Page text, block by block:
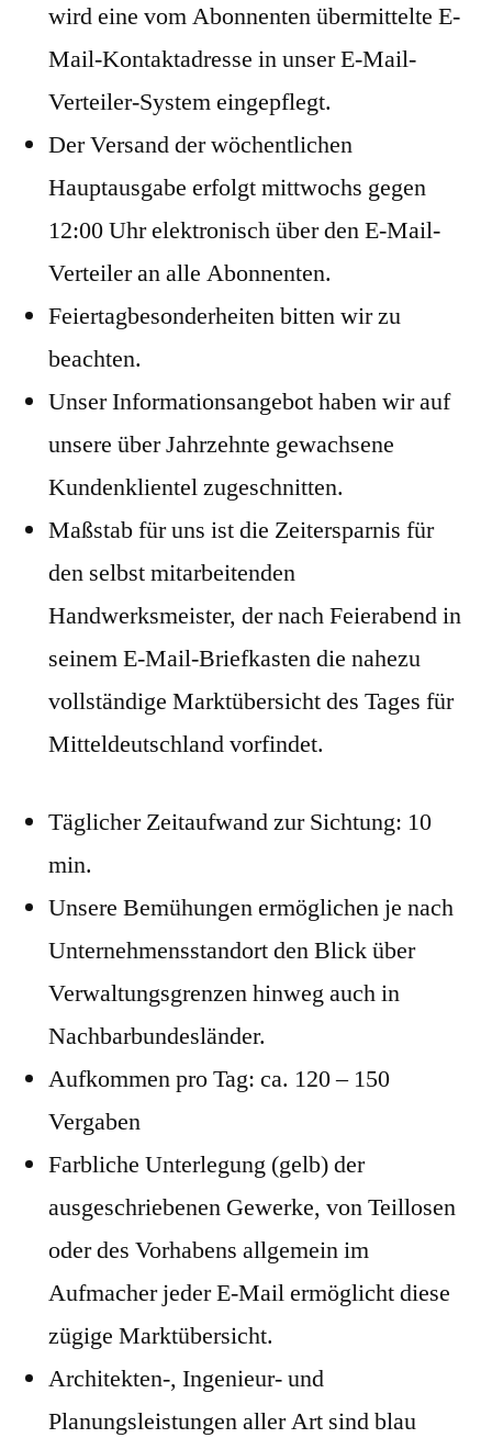
wird eine vom Abonnenten übermittelte E-
Mail-Kontaktadresse in unser E-Mail-
Verteiler-System eingepflegt.
Der Versand der wöchentlichen
Hauptausgabe erfolgt mittwochs gegen
12:00 Uhr elektronisch über den E-Mail-
Verteiler an alle Abonnenten.
Feiertagbesonderheiten bitten wir zu
beachten.
Unser Informationsangebot haben wir auf
unsere über Jahrzehnte gewachsene
Kundenklientel zugeschnitten.
Maßstab für uns ist die Zeitersparnis für
den selbst mitarbeitenden
Handwerksmeister, der nach Feierabend in
seinem E-Mail-Briefkasten die nahezu
vollständige Marktübersicht des Tages für
Mitteldeutschland vorfindet.
Täglicher Zeitaufwand zur Sichtung: 10
min.
Unsere Bemühungen ermöglichen je nach
Unternehmensstandort den Blick über
Verwaltungsgrenzen hinweg auch in
Nachbarbundesländer.
Aufkommen pro Tag: ca. 120 – 150
Vergaben
Farbliche Unterlegung (gelb) der
ausgeschriebenen Gewerke, von Teillosen
oder des Vorhabens allgemein im
Aufmacher jeder E-Mail ermöglicht diese
zügige Marktübersicht.
Architekten-, Ingenieur- und
Planungsleistungen aller Art sind blau